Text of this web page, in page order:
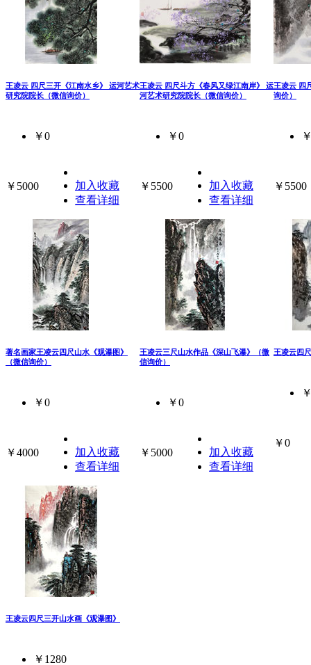
王凌云 四尺三开《江南水乡》 运河艺术
研究院院长（微信询价）
￥0
￥5000
加入收藏
查看详细
王凌云 四尺斗方《春风又绿江南岸》 运
河艺术研究院院长（微信询价）
￥0
￥5500
加入收藏
查看详细
王凌云 四
询价）
￥5500
著名画家王凌云四尺山水《观瀑图》
（微信询价）
￥0
￥4000
加入收藏
查看详细
王凌云三尺山水作品《深山飞瀑》（微
信询价）
￥0
￥5000
加入收藏
查看详细
王凌云四
￥0
王凌云四尺三开山水画《观瀑图》
￥1280